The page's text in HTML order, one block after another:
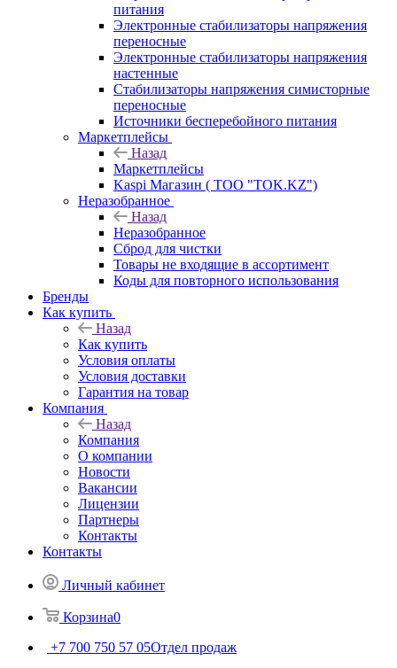
питания
Электронные стабилизаторы напряжения
переносные
Электронные стабилизаторы напряжения
настенные
Стабилизаторы напряжения симисторные
переносные
Источники бесперебойного питания
Маркетплейсы
Назад
Маркетплейсы
Kaspi Магазин ( ТОО "TOK.KZ")
Неразобранное
Назад
Неразобранное
Сброд для чистки
Товары не входящие в ассортимент
Коды для повторного использования
Бренды
Как купить
Назад
Как купить
Условия оплаты
Условия доставки
Гарантия на товар
Компания
Назад
Компания
О компании
Новости
Вакансии
Лицензии
Партнеры
Контакты
Контакты
Личный кабинет
Корзина0
+7 700 750 57 05Отдел продаж